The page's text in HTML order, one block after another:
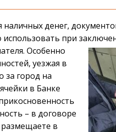
наличных денег,
при
Особенно
уезжая в
за город на
в Банке
– в договоре
в